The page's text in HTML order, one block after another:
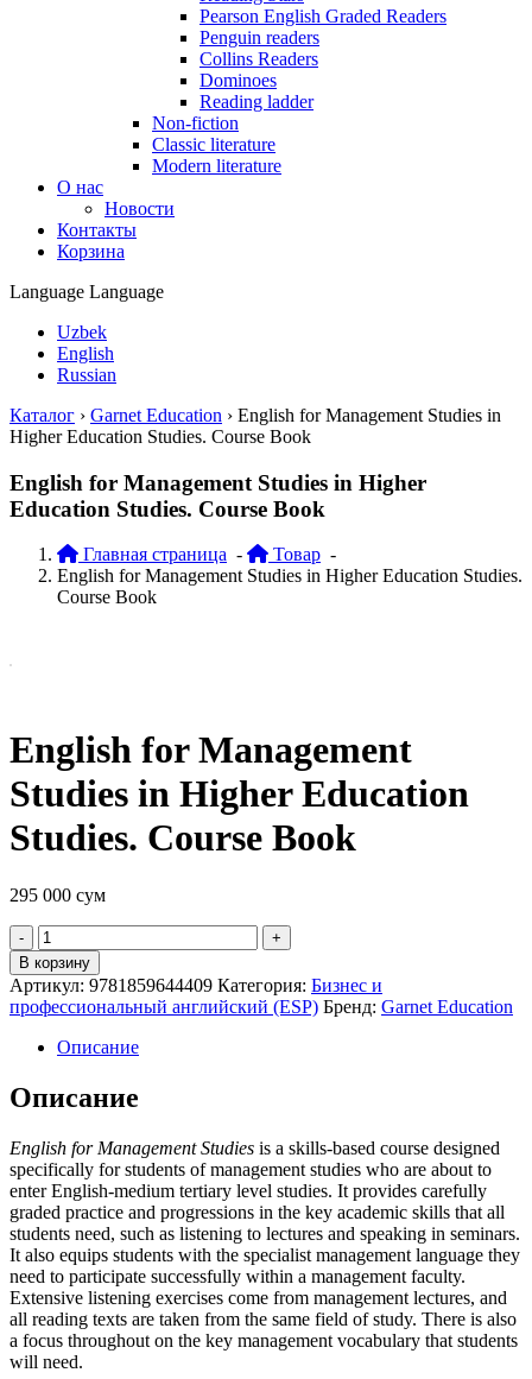
Pearson English Graded Readers
Penguin readers
Collins Readers
Dominoes
Reading ladder
Non-fiction
Classic literature
Modern literature
О нас
Новости
Контакты
Корзина
Language Language
Uzbek
English
Russian
Каталог › Garnet Education › English for Management Studies in
Higher Education Studies. Course Book
English for Management Studies in Higher
Education Studies. Course Book
Главная страница - Товар -
English for Management Studies in Higher Education Studies.
Course Book
English for Management
Studies in Higher Education
Studies. Course Book
295 000 сум
Quantity
В корзину
Артикул: 9781859644409 Категория: Бизнес и
профессиональный английский (ESP) Бренд: Garnet Education
Описание
Описание
English for Management Studies is a skills-based course designed
specifically for students of management studies who are about to
enter English-medium tertiary level studies. It provides carefully
graded practice and progressions in the key academic skills that all
students need, such as listening to lectures and speaking in seminars.
It also equips students with the specialist management language they
need to participate successfully within a management faculty.
Extensive listening exercises come from management lectures, and
all reading texts are taken from the same field of study. There is also
a focus throughout on the key management vocabulary that students
will need.